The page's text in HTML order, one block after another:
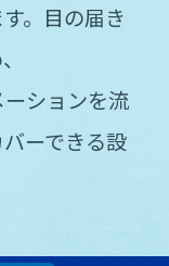
。 目の届き
ションを流
ーできる設